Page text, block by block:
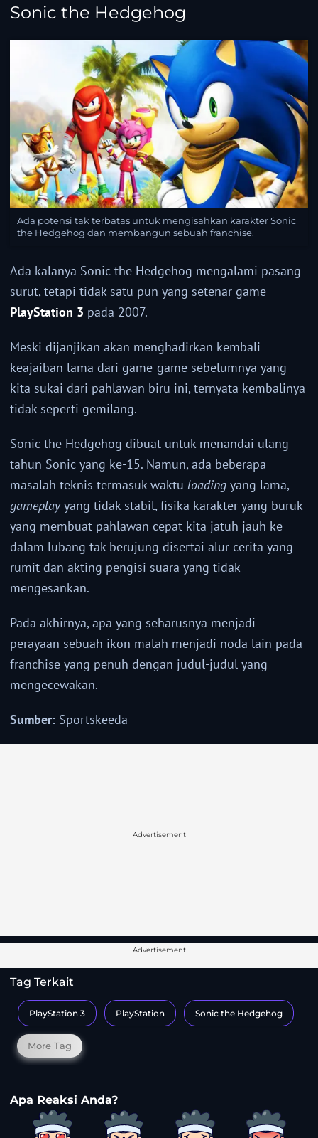
Sonic the Hedgehog
Ada potensi tak terbatas untuk mengisahkan karakter Sonic
the Hedgehog dan membangun sebuah franchise.
Ada kalanya Sonic the Hedgehog mengalami pasang
surut, tetapi tidak satu pun yang setenar game
PlayStation 3 pada 2007.
Meski dijanjikan akan menghadirkan kembali
keajaiban lama dari game-game sebelumnya yang
kita sukai dari pahlawan biru ini, ternyata kembalinya
tidak seperti gemilang.
Sonic the Hedgehog dibuat untuk menandai ulang
tahun Sonic yang ke-15. Namun, ada beberapa
masalah teknis termasuk waktu loading yang lama,
gameplayyang tidak stabil, fisika karakter yang buruk
yang membuat pahlawan cepat kita jatuh jauh ke
dalam lubang tak berujung disertai alur cerita yang
rumit dan akting pengisi suara yang tidak
mengesankan.
Pada akhirnya, apa yang seharusnya menjadi
perayaan sebuah ikon malah menjadi noda lain pada
franchise yang penuh dengan judul-judul yang
mengecewakan.
Sumber: Sportskeeda
Advertisement
Advertisement
Tag Terkait
PlayStation 3 PlayStation Sonic the Hedgehog
More Tag